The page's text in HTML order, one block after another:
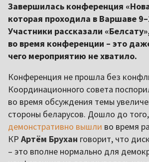
Завершилась конференция
которая проходила в Варшаве
Участники рассказали
во время конференции – это
чего мероприятию не хватило.
Конференция не прошла без
Координационного совета
во время обсуждения темы
стороны беларусов. Дошло до
демонстративно вышли во время
КР Артём Брухан говорит, что
– это вполне нормально для